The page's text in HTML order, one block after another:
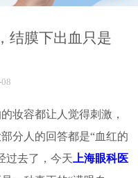
结膜下出血只是
妆容都让人觉得刺激，
分人的回答都是“血红的
过去了，今天 上海眼科医